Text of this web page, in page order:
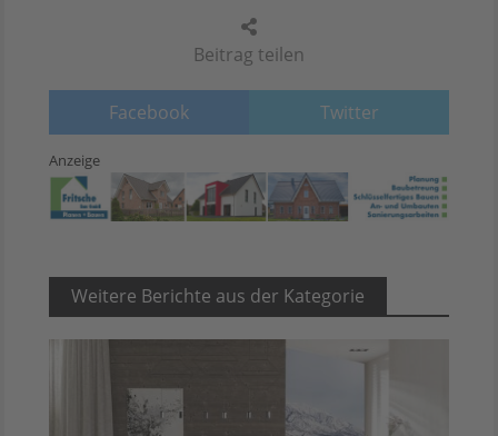
Beitrag teilen
Facebook Twitter
Anzeige
Weitere Berichte aus der Kategorie